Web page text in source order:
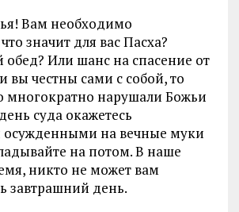
Вам необходимо
значит для вас Пасха?
Или шанс на спасение от
вы честны сами с собой, то
многократно нарушали Божьи
суда окажетесь
на вечные муки
на потом. В наше
никто не может вам
завтрашний день.